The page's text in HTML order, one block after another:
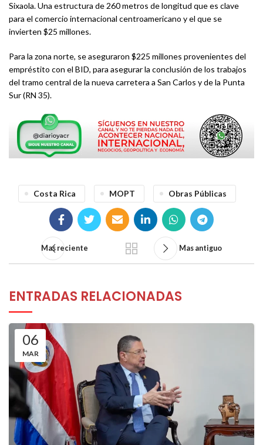
Sixaola. Una estructura de 260 metros de longitud que es clave
para el comercio internacional centroamericano y el que se
invierten $25 millones.
Para la zona norte, se aseguraron $225 millones provenientes del
empréstito con el BID, para asegurar la conclusión de los trabajos
del tramo central de la nueva carretera a San Carlos y de la Punta
Sur (RN 35).
Costa Rica MOPT Obras Públicas
Mas reciente Mas antiguo
ENTRADAS RELACIONADAS
06
MAR